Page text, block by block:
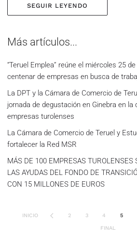
SEGUIR LEYENDO
Más artículos...
“Teruel Emplea” reúne el miércoles 25
centenar de empresas en busca de
La DPT y la Cámara de Comercio de
jornada de degustación en Ginebra en
empresas turolenses
La Cámara de Comercio de Teruel y
fortalecer la Red MSR
MÁS DE 100 EMPRESAS TUROLENSES
LAS AYUDAS DEL FONDO DE
CON 15 MILLONES DE EUROS
INICIO 2 3 4 5
FINAL